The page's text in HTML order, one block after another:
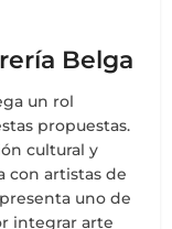
Belga
un rol
propuestas.
cultural y
con artistas de
uno de
integrar arte